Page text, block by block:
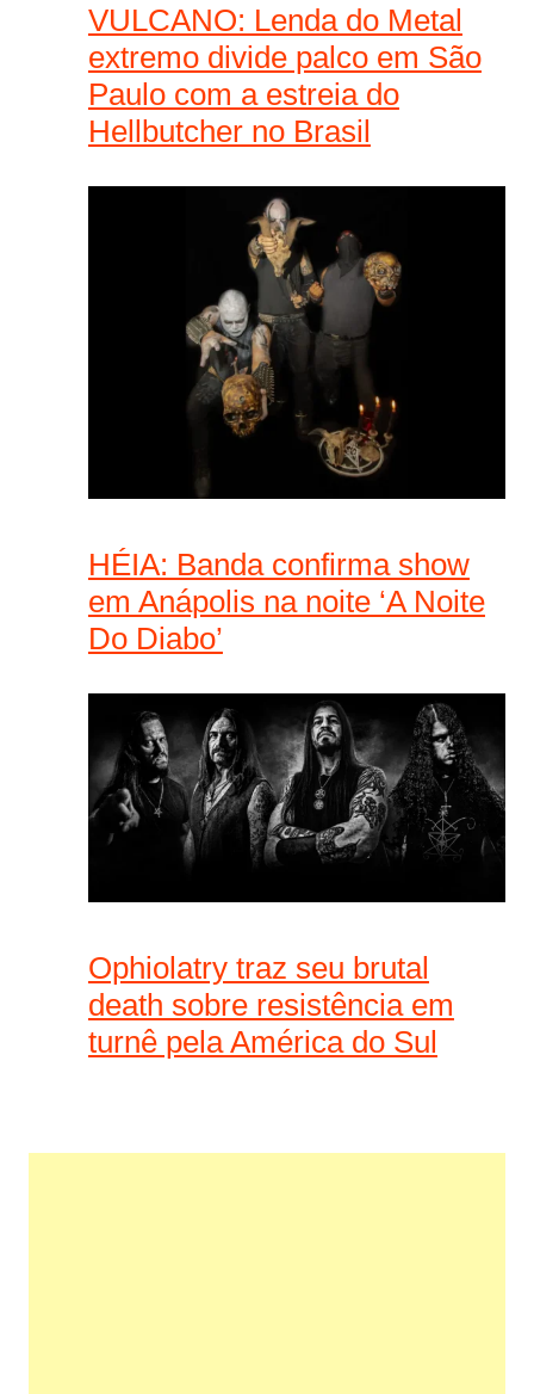
VULCANO: Lenda do Metal
extremo divide palco em São
Paulo com a estreia do
Hellbutcher no Brasil
HÉIA: Banda confirma show
em Anápolis na noite ‘A Noite
Do Diabo’
Ophiolatry traz seu brutal
death sobre resistência em
turnê pela América do Sul